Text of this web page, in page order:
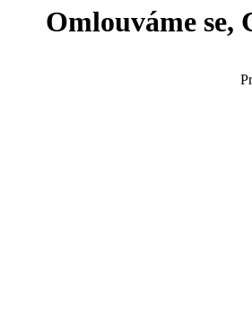
Omlouváme